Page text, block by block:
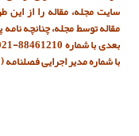
سایت مجله، مقاله را از این
مقاله توسط مجله، چنانچه
با شماره مدیر اجرایی فصلنامه (09125436472) ارتباط بگیرید.